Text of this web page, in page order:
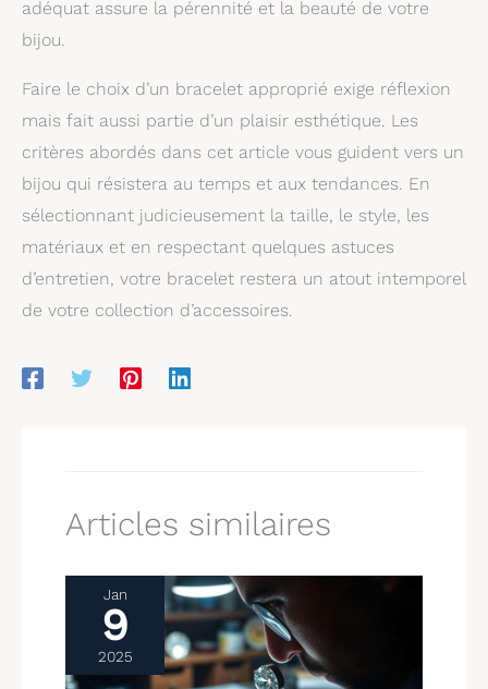
adéquat assure la pérennité et la beauté de votre
bijou.
Faire le choix d’un bracelet approprié exige réflexion
mais fait aussi partie d’un plaisir esthétique. Les
critères abordés dans cet article vous guident vers un
bijou qui résistera au temps et aux tendances. En
sélectionnant judicieusement la taille, le style, les
matériaux et en respectant quelques astuces
d’entretien, votre bracelet restera un atout intemporel
de votre collection d’accessoires.
Articles similaires
Jan
9
2025